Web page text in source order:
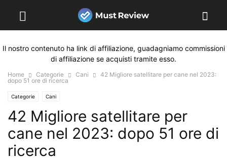
Il nostro contenuto ha link di affiliazione, guadagniamo commissioni
di affiliazione se acquisti tramite esso.
Home Categorie Cani
42 Migliore satellitare per cane nel 2023:
dopo 51 ore di ricerca
Categorie Cani
42 Migliore satellitare per
cane nel 2023: dopo 51 ore di
ricerca